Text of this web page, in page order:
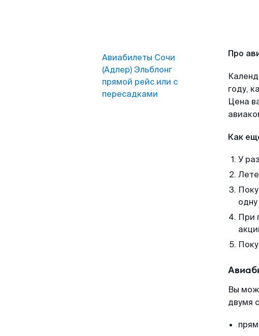
Авиабилеты Сочи
(Адлер) Эльблонг
прямой рейс или с
пересадками
Про
году,
Цена
Как
У
При
Вы
двумя